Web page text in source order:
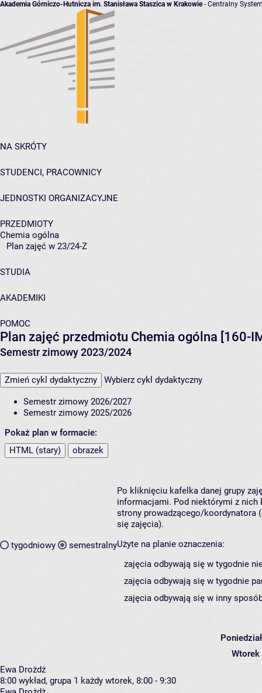
Akademia Górniczo-Hutnicza im. Stanisława Staszica w Krakowie- Centralny
NA SKRÓTY
STUDENCI, PRACOWNICY
JEDNOSTKI ORGANIZACYJNE
PRZEDMIOTY
Chemia ogólna
Plan zajęć w 23/24-Z
STUDIA
AKADEMIKI
POMOC
Plan zajęć przedmiotu Chemia ogólna [160-
Semestr zimowy 2023/2024
Zmień cykl dydaktyczny Wybierz cykl dydaktyczny
Semestr zimowy 2026/2027
Semestr zimowy 2025/2026
Pokaż plan w formacie:
HTML (stary)
obrazek
tygodniowy semestralny
Po kliknięciu kafelka danej grupy
informacjami. Pod niektórymi z nich
strony prowadzącego/koordynatora
się zajęcia).
Użyte na planie oznaczenia:
zajęcia odbywają się w tygodnie
zajęcia odbywają się w tygodnie
zajęcia odbywają się w inny
Wtorek
Ewa Drożdż
8:00 wykład, grupa 1 każdy wtorek, 8:00 - 9:30